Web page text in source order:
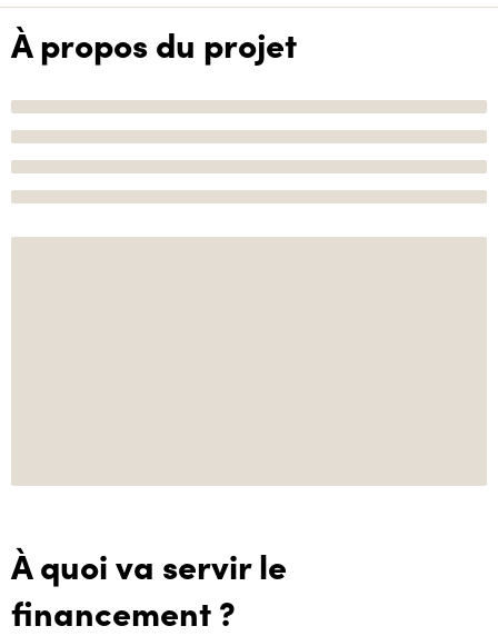
À propos du projet
À quoi va servir le
financement ?